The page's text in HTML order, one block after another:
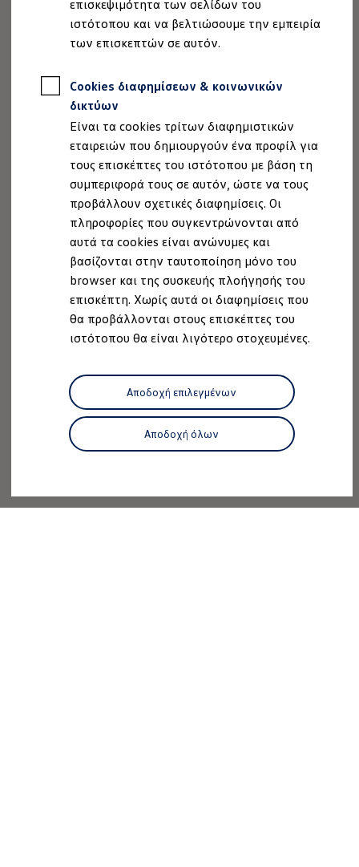
επισκεψιμότητα των σελίδων του
ιστότοπου και να βελτιώσουμε την εμπειρία
των επισκεπτών σε αυτόν.
Cookies διαφημίσεων & κοινωνικών
δικτύων
Είναι τα cookies τρίτων διαφημιστικών
εταιρειών που δημιουργούν ένα προφίλ για
τους επισκέπτες του ιστότοπου με βάση τη
συμπεριφορά τους σε αυτόν, ώστε να τους
προβάλλουν σχετικές διαφημίσεις. Οι
πληροφορίες που συγκεντρώνονται από
αυτά τα cookies είναι ανώνυμες και
βασίζονται στην ταυτοποίηση μόνο του
browser και της συσκευής πλοήγησής του
επισκέπτη. Χωρίς αυτά οι διαφημίσεις που
θα προβάλλονται στους επισκέπτες του
ιστότοπου θα είναι λιγότερο στοχευμένες.
Αποδοχή επιλεγμένων
Αποδοχή όλων
Εξατομίκευση
Επιτοίχιος σταθμός φόρτισης και καλώδια
Συλλογές Lifestyle
Εφαρμογές Volkswagen, σύνδεση και
Σύνδεση κινητού τηλεφώνου και οχήματος
We Charge - Υπηρεσία Φόρτισης
Πληροφορίες Πελάτη
Ανακύκλωση & Επιστροφή
Ανακλήσεις ασφαλείας και Τεχνικά μέτρα
Προειδοποιητικές και ενδεικτικές λυχνίες
Eνημερώσεις λογισμικού
Digital Manual - Ψηφιακό εγχειρίδιο
XTL diesel fuel
Υπηρεσίες Volkswagen
Υπηρεσίες Volkswagen Click@Service
Pick Up & Delivery
Φροντίδα Clean Plus
Επαγγελματικά Οχήματα Volkswagen
Συντήρηση & Επισκευή Επαγγελματικών
Σημαντικές πληροφορίες
Εγγύηση Επαγγελματικών Volkswagen
Volkswagen JOY
Εξουσιοδοτημένο Δίκτυο Volkswagen
Αστυπάλαια: Κίνητρα Επιδότησης
Volkswagen Bulli - 75 Χρόνια Κληρονομιάς
Bulli magazine
Stories